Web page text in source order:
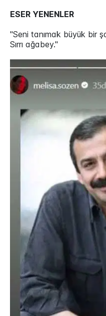
ESER YENENLER
"Seni tanımak büyük bir
Sırrı ağabey."